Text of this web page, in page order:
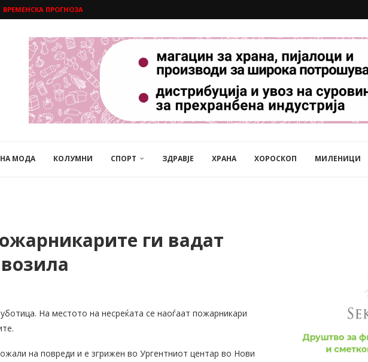
ВРЕМЕНСКА ПРОГНОЗА
НА МОДА КОЛУМНИ СПОРТ ЗДРАВЈЕ ХРАНА ХОРОСКОП МИЛЕНИЦИ
ги вадат
На местото на несреќата се наоѓаат пожарникари
на повреди и е згрижен во Ургентниот центар во Нови